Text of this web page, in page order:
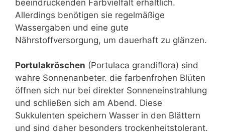
beeindruckenden Farbvielfalt erhältlich.
Allerdings benötigen sie regelmäßige
Wassergaben und eine gute
Nährstoffversorgung, um dauerhaft zu glänzen.
Portulakröschen (Portulaca grandiflora) sind
wahre Sonnenanbeter. die farbenfrohen Blüten
öffnen sich nur bei direkter Sonneneinstrahlung
und schließen sich am Abend. Diese
Sukkulenten speichern Wasser in den Blättern
und sind daher besonders trockenheitstolerant.